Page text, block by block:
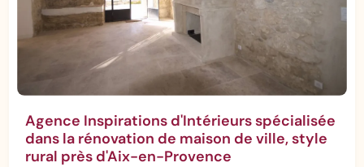
Agence Inspirations d'Intérieurs spécialisée
dans la rénovation de maison de ville, style
rural près d'Aix-en-Provence